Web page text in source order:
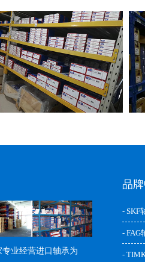
业经营进口轴承为
品
- SKF
- FAG
-